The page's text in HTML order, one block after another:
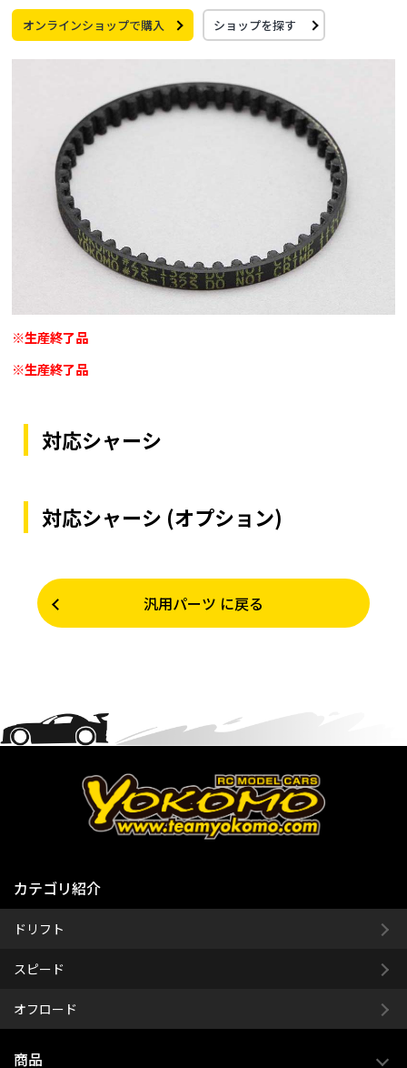
オンラインショップで購入 ショップを探す
※生産終了品
※生産終了品
対応シャーシ
対応シャーシ (オプション)
汎用パーツ に戻る
カテゴリ紹介
ドリフト
スピード
オフロード
商品